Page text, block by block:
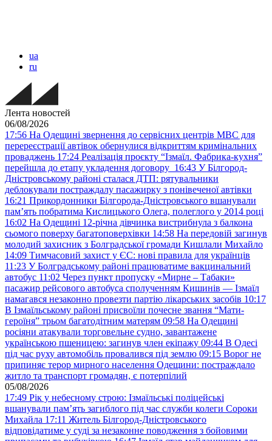
ua
ru
Лента новостей
06/08/2026
17:56 На Одещині звернення до сервісних центрів МВС для
перереєстрації автівок обернулися відкриттям кримінальних
проваджень 17:24 Реалізація проєкту “Ізмаїл. Фабрика-кухня”
перейшла до етапу укладення договору 16:43 У Білгород-
Дністровському районі сталася ДТП: рятувальники
деблокували постраждалу пасажирку з понівеченої автівки
16:21 Прикордонники Білгорода-Дністровського вшанували
пам’ять побратима Кислицького Олега, полеглого у 2014 році
16:02 На Одещині 12-річна дівчинка вистрибнула з балкона
сьомого поверху багатоповерхівки 14:58 На передовій загинув
молодий захисник з Болградської громади Кишлали Михайло
14:09 Тимчасовий захист у ЄС: нові правила для українців
11:23 У Болградському районі працюватиме вакцинальний
автобус 11:02 Через пункт пропуску «Мирне – Табаки»
пасажир рейсового автобуса сполученням Кишинів — Ізмаїл
намагався незаконно провезти партію лікарських засобів 10:17
В Ізмаїльському районі присвоїли почесне звання “Мати-
героїня” трьом багатодітним матерям 09:58 На Одещині
росіяни атакували торговельне судно, завантажене
українською пшеницею: загинув член екіпажу 09:44 В Одесі
під час руху автомобіль провалився під землю 09:15 Ворог не
припиняє терор мирного населення Одещини: постраждало
житло та транспорт громадян, є потерпілий
05/08/2026
17:49 Рік у небесному строю: Ізмаїльські поліцейські
вшанували пам’ять загиблого під час служби колеги Сороки
Михайла 17:11 Житель Білгород-Дністровського
відповідатиме у суді за незаконне поводження з бойовими